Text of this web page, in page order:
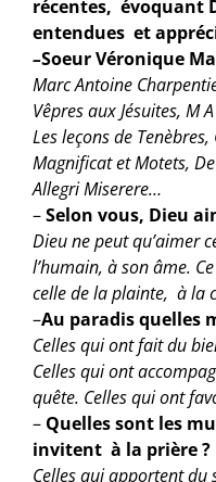
récentes, évoquant
entendues et
–Soeur Véronique
Marc Antoine
Vêpres aux Jésuites, M
Les leçons de
Magnificat et Motets,
Allegri Miserere…
–Selon vous, Dieu
Dieu ne peut qu’aimer
l’humain, à son âme.
celle de la plainte, à la
–Au paradis quelles
Celles qui ont fait du
Celles qui ont
quête. Celles qui ont
– Quelles sont les
invitent à la prière ?
Celles qui apportent du